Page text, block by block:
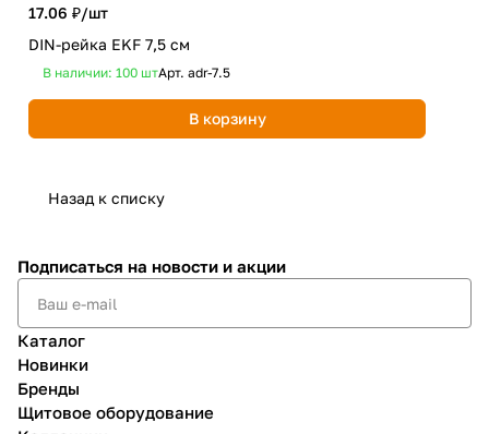
17.06 ₽/шт
DIN-рейка EKF 7,5 cм
В наличии: 100 штАрт. adr-7.5
В корзину
Назад к списку
Подписаться на новости и акции
Каталог
Новинки
Бренды
Щитовое оборудование